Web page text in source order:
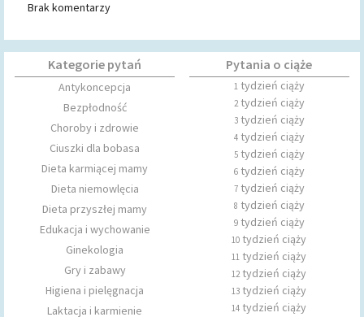
Brak komentarzy
Kategorie pytań
Antykoncepcja
Bezpłodność
Choroby i zdrowie
Ciuszki dla bobasa
Dieta karmiącej mamy
Dieta niemowlęcia
Dieta przyszłej mamy
Edukacja i wychowanie
Ginekologia
Gry i zabawy
Higiena i pielęgnacja
Laktacja i karmienie
Pytania o ciąże
1tydzień ciąży
2tydzień ciąży
3tydzień ciąży
4tydzień ciąży
5tydzień ciąży
6tydzień ciąży
7tydzień ciąży
8 tydzień ciąży
9tydzień ciąży
10 tydzień ciąży
11 tydzień ciąży
12tydzień ciąży
13 tydzień ciąży
14 tydzień ciąży